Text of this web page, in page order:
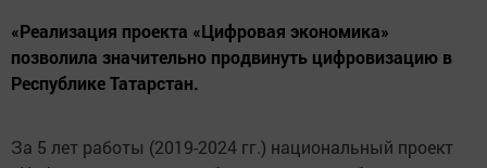
«Реализация проекта «Цифровая экономика»
позволила значительно продвинуть цифровизацию в
Республике Татарстан.
За 5 лет работы (2019-2024 гг.) национальный проект